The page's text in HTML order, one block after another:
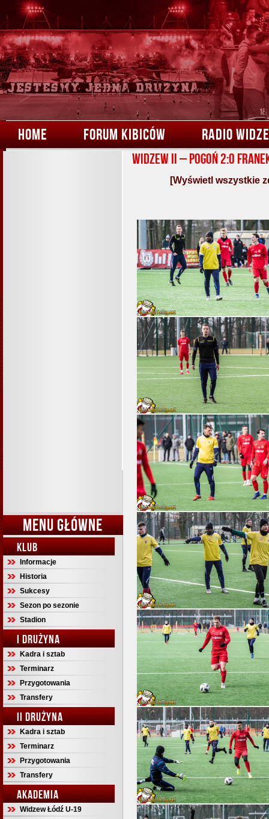
HOME FORUM KIBICÓW RADIO
MENU GŁÓWNE
KLUB
Informacje
Historia
Sukcesy
Sezon po sezonie
Stadion
I DRUŻYNA
Kadra i sztab
Terminarz
Przygotowania
Transfery
II DRUŻYNA
Kadra i sztab
Terminarz
Przygotowania
Transfery
AKADEMIA
Widzew Łódź U-19
Widzew II – Pogoń 2:0
[Wyświetl wszystkie